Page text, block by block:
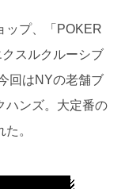
ップ、「POKER
スルクルーシブ
回はNYの老舗ブ
ハンズ。大定番の
。